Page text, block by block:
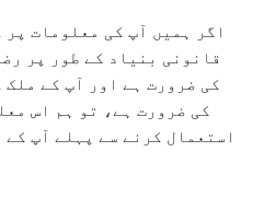
اگر ہمیں آپ کی معلومات
قانونی بنیاد کے طور پر
کی ضرورت ہے اور آپ کے
کی ضرورت ہے، تو ہم اس
استعمال کرنے سے پہلے آپ